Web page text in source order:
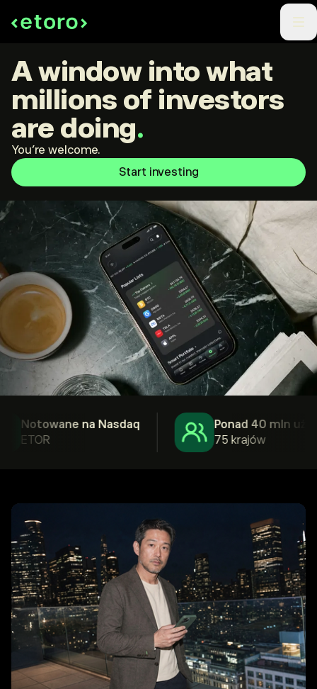
A window into what
millions of investors
are doing.
You're welcome.
Start investing
Notowane na Nasdaq
ETOR
Ponad 40 mln
75 krajów